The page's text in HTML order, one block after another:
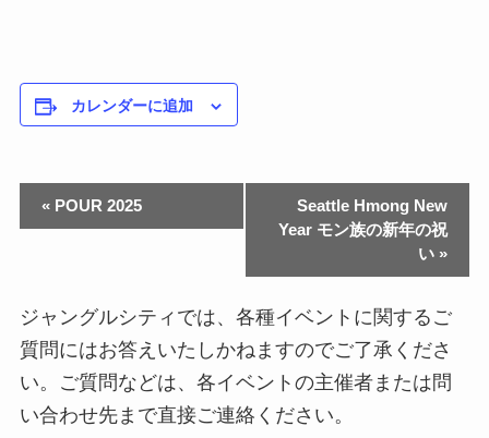
カレンダーに追加
«POUR 2025
Seattle Hmong New
Year モン族の新年の祝
い »
ジャングルシティでは、各種イベントに関するご
質問にはお答えいたしかねますのでご了承くださ
い。ご質問などは、各イベントの主催者または問
い合わせ先まで直接ご連絡ください。